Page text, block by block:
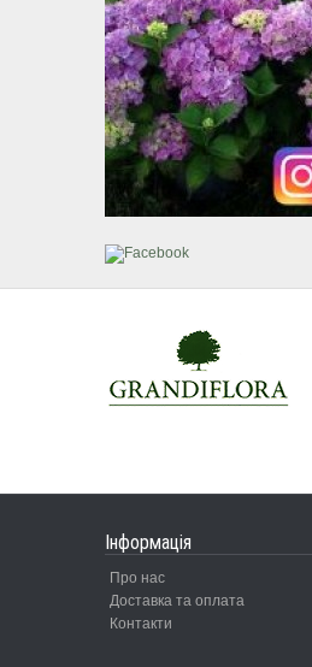
Інформація
Про нас
Доставка та оплата
Контакти